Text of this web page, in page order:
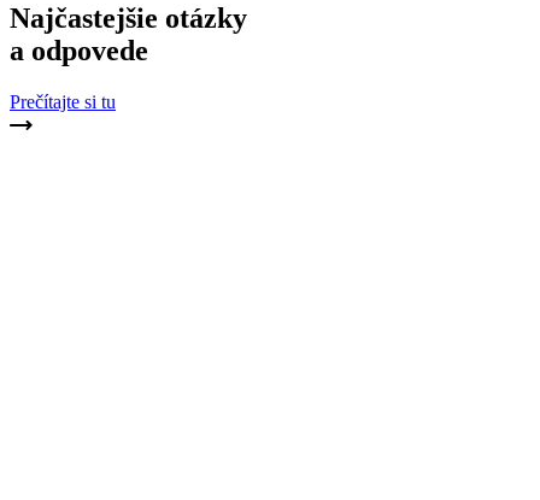
Najčastejšie otázky
a odpovede
Prečítajte si tu